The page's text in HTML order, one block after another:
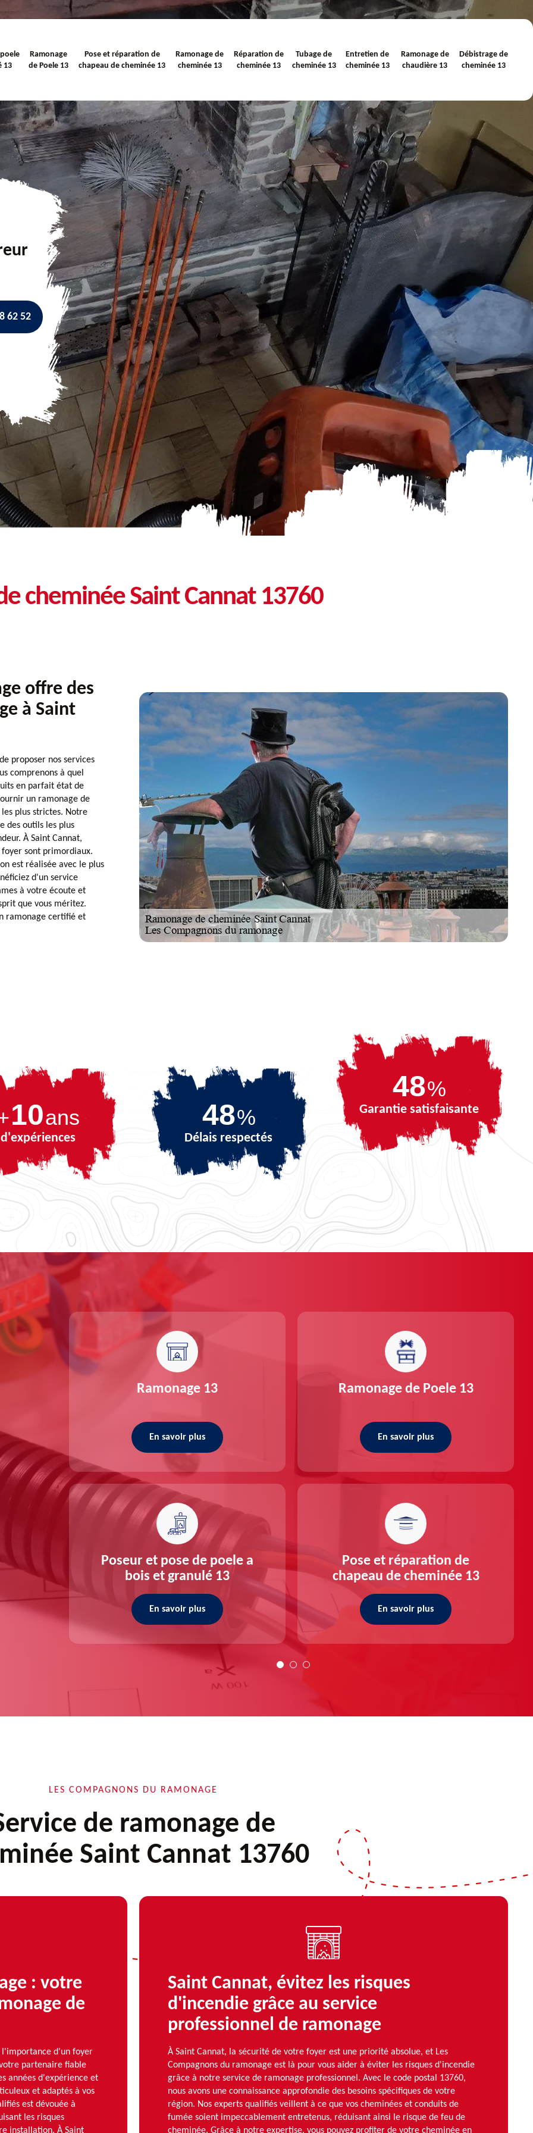
13
Ramonage
de Poele 13
Pose et réparation de
chapeau de cheminée 13
Ramonage de
cheminée 13
Réparation de
cheminée 13
Tubage de
cheminée 13
Entretien de
cheminée 13
Ramonage de
chaudière 13
Débistrage de
cheminée 13
62 52
cheminée Saint Cannat 13760
offre des
à Saint
proposer nos services
comprenons à quel
en parfait état de
un ramonage de
plus strictes. Notre
des outils les plus
À Saint Cannat,
sont primordiaux.
est réalisée avec le plus
d'un service
à votre écoute et
que vous méritez.
ramonage certifié et
10ans
d'expériences
65%
Délais respectés
65%
Garantie satisfaisante
13
13
Ramonage 13
En savoir plus
Poseur et pose de poele a
bois et granulé 13
En savoir plus
Ramonage de Poele 13
En savoir plus
Pose et réparation de
chapeau de cheminée 13
En savoir plus
LES COMPAGNONS DU RAMONAGE
de ramonage de
Saint Cannat 13760
: votre
de
l'importance d'un foyer
partenaire fiable
années d'expérience et
et adaptés à vos
est dévouée à
les risques
installation. À Saint
Saint Cannat, évitez les risques
d'incendie grâce au service
professionnel de ramonage
À Saint Cannat, la sécurité de votre foyer est une priorité absolue, et Les
Compagnons du ramonage est là pour vous aider à éviter les risques d'incendie
grâce à notre service de ramonage professionnel. Avec le code postal 13760,
nous avons une connaissance approfondie des besoins spécifiques de votre
région. Nos experts qualifiés veillent à ce que vos cheminées et conduits de
fumée soient impeccablement entretenus, réduisant ainsi le risque de feu de
cheminée. Grâce à notre expertise, vous pouvez profiter de votre cheminée en